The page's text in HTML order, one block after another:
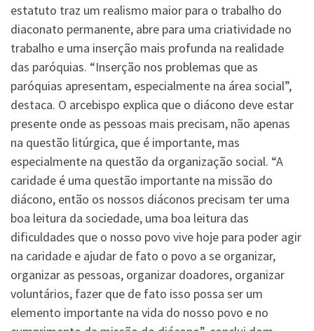
estatuto traz um realismo maior para o trabalho do
diaconato permanente, abre para uma criatividade no
trabalho e uma inserção mais profunda na realidade
das paróquias. “Inserção nos problemas que as
paróquias apresentam, especialmente na área social”,
destaca. O arcebispo explica que o diácono deve estar
presente onde as pessoas mais precisam, não apenas
na questão litúrgica, que é importante, mas
especialmente na questão da organização social. “A
caridade é uma questão importante na missão do
diácono, então os nossos diáconos precisam ter uma
boa leitura da sociedade, uma boa leitura das
dificuldades que o nosso povo vive hoje para poder agir
na caridade e ajudar de fato o povo a se organizar,
organizar as pessoas, organizar doadores, organizar
voluntários, fazer que de fato isso possa ser um
elemento importante na vida do nosso povo e no